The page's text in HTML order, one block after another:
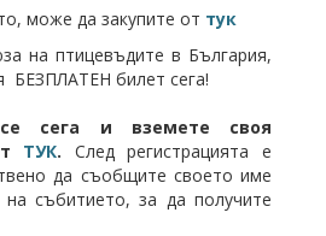
може да закупите от тук
на птицевъдите в България,
БЕЗПЛАТЕН билет сега!
се сега и вземете своя
ТУК. След регистрацията е
да съобщите своето име
на събитието, за да получите